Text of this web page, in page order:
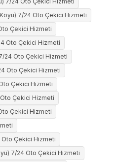
7/24 Oto Çekici Hizmeti
Çekici Hizmeti
Oto Çekici Hizmeti
24 Oto Çekici Hizmeti
Oto Çekici Hizmeti
Çekici Hizmeti
Çekici Hizmeti
Çekici Hizmeti
Oto Çekici Hizmeti
7/24 Oto Çekici Hizmeti